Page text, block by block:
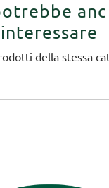
interessare
della stessa